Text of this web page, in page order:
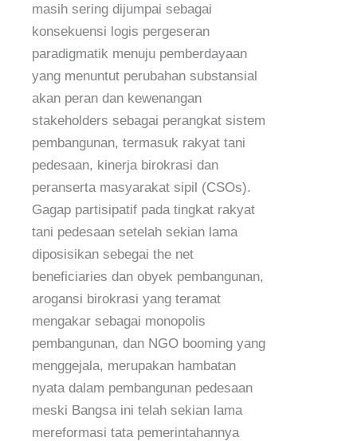
masih sering dijumpai sebagai
konsekuensi logis pergeseran
paradigmatik menuju pemberdayaan
yang menuntut perubahan substansial
akan peran dan kewenangan
stakeholders sebagai perangkat sistem
pembangunan, termasuk rakyat tani
pedesaan, kinerja birokrasi dan
peranserta masyarakat sipil (CSOs).
Gagap partisipatif pada tingkat rakyat
tani pedesaan setelah sekian lama
diposisikan sebegai the net
beneficiaries dan obyek pembangunan,
arogansi birokrasi yang teramat
mengakar sebagai monopolis
pembangunan, dan NGO booming yang
menggejala, merupakan hambatan
nyata dalam pembangunan pedesaan
meski Bangsa ini telah sekian lama
mereformasi tata pemerintahannya